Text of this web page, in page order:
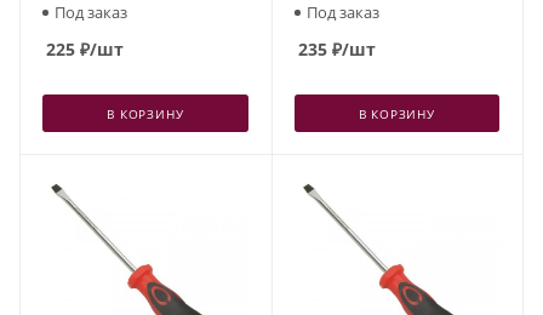
Под заказ
225 ₽/шт
В КОРЗИНУ
Под заказ
235₽/шт
В КОРЗИНУ